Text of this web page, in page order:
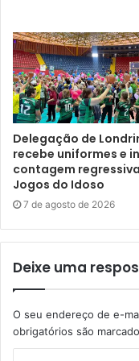
ações tomadas
Prefeitura de
administração
transparente do
resultado veio até
vai servir como um
para trazer novas
oportunidade para
secretarias
instituições que
Conselho Municipal
enfatizou.
Delegação de
recebe uniformes e
contagem
Jogos do Idoso
7 de agosto de 2026
Deixe uma
O seu endereço de e-
obrigatórios são